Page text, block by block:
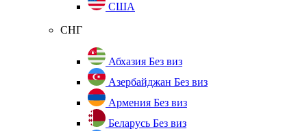
США
СНГ
Абхазия Без виз
Азербайджан Без виз
Армения Без виз
Беларусь Без виз